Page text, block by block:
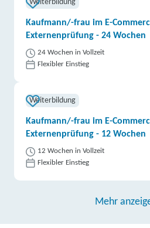
Weiterbildung
Kaufmann/-frau im E-
Externenprüfung - 24 Wochen
24 Wochen in Vollzeit
Flexibler Einstieg
Weiterbildung
Kaufmann/-frau im E-
Externenprüfung - 12 Wochen
12 Wochen in Vollzeit
Flexibler Einstieg
Mehr